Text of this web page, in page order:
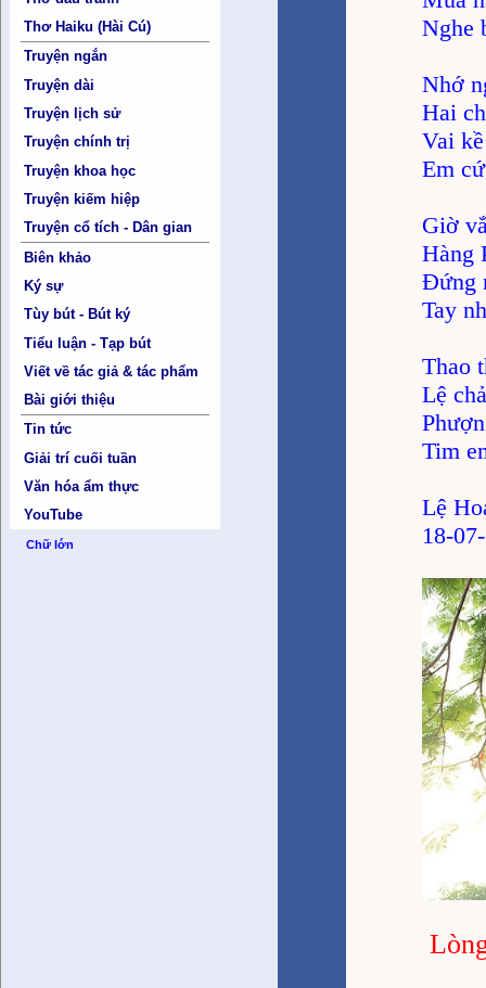
Thơ Haiku (Hài Cú)
Truyện ngắn
Truyện dài
Truyện lịch sử
Truyện chính trị
Truyện khoa học
Truyện kiếm hiệp
Truyện cổ tích - Dân gian
Biên khảo
Ký sự
Tùy bút - Bút ký
Tiểu luận - Tạp bút
Viết về tác giả & tác phẩm
Bài giới thiệu
Tin tức
Giải trí cuối tuần
Văn hóa ẩm thực
YouTube
Chữ lớn
Nghe
Nhớ
Hai
Vai
Em
Giờ
Hàng
Đứng
Tay
Thao
Lệ
Tim
Lệ
18-